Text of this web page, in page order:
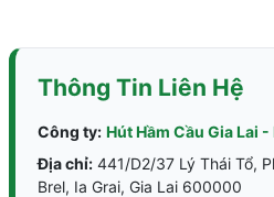
Thông Tin Liên Hệ
Công ty: Hút Hầm Cầu Gia Lai
Địa chỉ:441/D2/37 Lý Thái Tổ,
Brel, Ia Grai, Gia Lai 600000